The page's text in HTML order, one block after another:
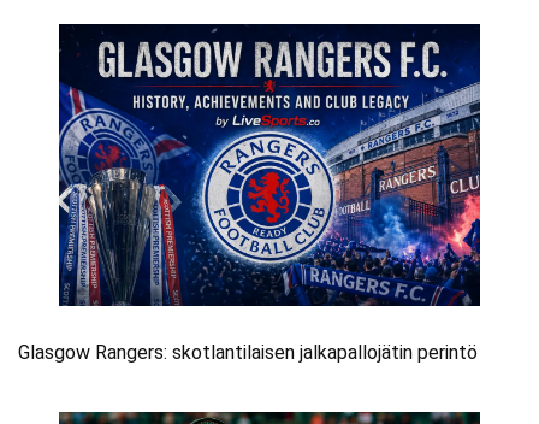
Glasgow Rangers: skotlantilaisen jalkapallojätin perintö